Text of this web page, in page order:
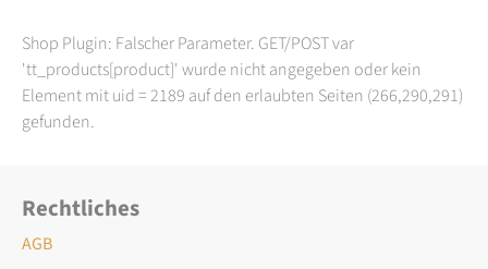
Shop Plugin: Falscher Parameter. GET/POST var
'tt_products[product]' wurde nicht angegeben oder kein
Element mit uid = 2189 auf den erlaubten Seiten (266,290,291)
gefunden.
Rechtliches
AGB